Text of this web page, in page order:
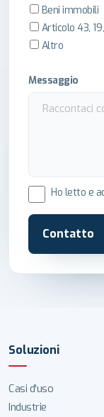
Beni immobili
Articolo 43,
Altro
Messaggio
Ho letto e
Contatto
Soluzioni
Casi d'uso
Industrie